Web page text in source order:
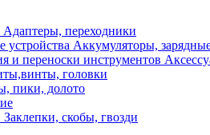
Адаптеры, переходники
Аккумуляторы,
головки
пики, долото
Заклепки, скобы, гвозди